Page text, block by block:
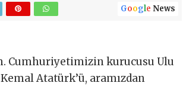
Google News
Cumhuriyetimizin kurucusu Ulu
Atatürk’ü, aramızdan